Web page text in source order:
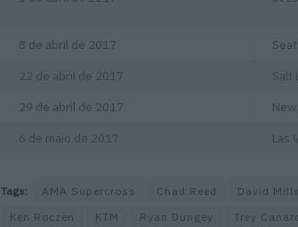
8 de abril de 2017
22 de abril de 2017
Salt
29 de abril de 2017
6 de maio de 2017
Las
Tags: AMA Supercross Chad Reed David
Ken Roczen
KTM Ryan Dungey Trey